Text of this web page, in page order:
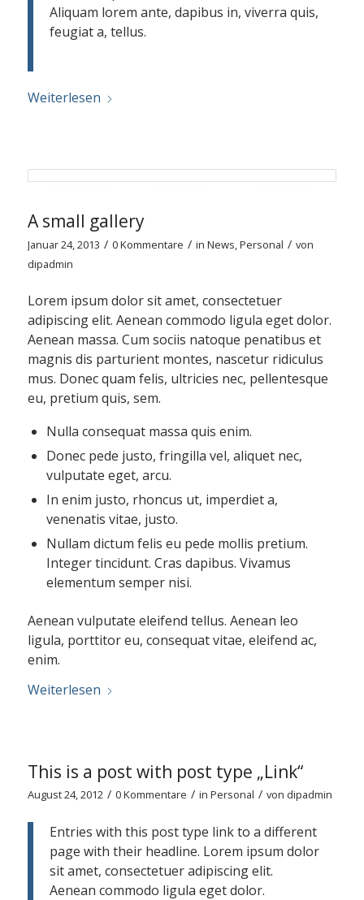
Aliquam lorem ante, dapibus in, viverra quis,
feugiat a, tellus.
Weiterlesen
A small gallery
Januar 24, 2013 / 0 Kommentare / in News,Personal / von
dipadmin
Lorem ipsum dolor sit amet, consectetuer
adipiscing elit. Aenean commodo ligula eget dolor.
Aenean massa. Cum sociis natoque penatibus et
magnis dis parturient montes, nascetur ridiculus
mus. Donec quam felis, ultricies nec, pellentesque
eu, pretium quis, sem.
Nulla consequat massa quis enim.
Donec pede justo, fringilla vel, aliquet nec,
vulputate eget, arcu.
In enim justo, rhoncus ut, imperdiet a,
venenatis vitae, justo.
Nullam dictum felis eu pede mollis pretium.
Integer tincidunt. Cras dapibus. Vivamus
elementum semper nisi.
Aenean vulputate eleifend tellus. Aenean leo
ligula, porttitor eu, consequat vitae, eleifend ac,
enim.
Weiterlesen
This is a post with post type „Link“
August 24, 2012 / 0 Kommentare / in Personal / von dipadmin
Entries with this post type link to a different
page with their headline. Lorem ipsum dolor
sit amet, consectetuer adipiscing elit.
Aenean commodo ligula eget dolor.